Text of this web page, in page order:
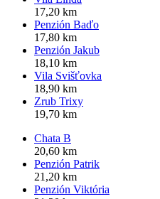
17,20 km
Penzión Baďo
17,80 km
Penzión Jakub
18,10 km
Vila Svišťovka
18,90 km
Zrub Trixy
19,70 km
Chata B
20,60 km
Penzión Patrik
21,20 km
Penzión Viktória